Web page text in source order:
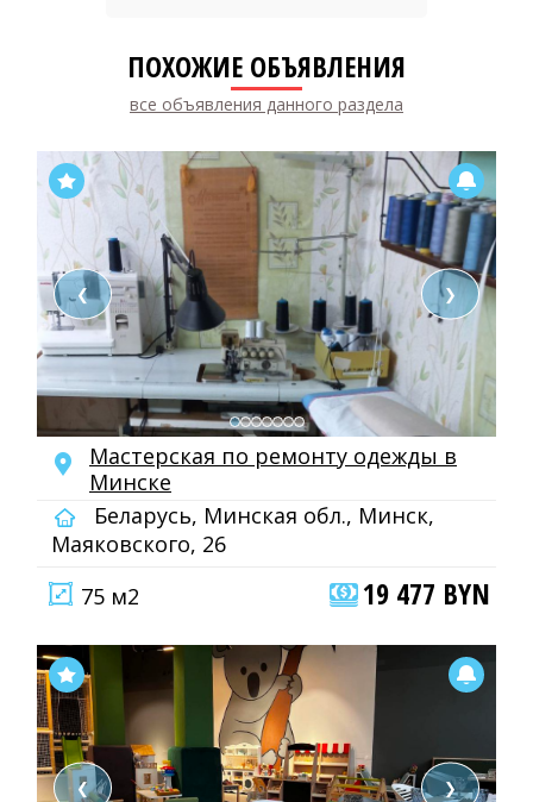
ПОХОЖИЕ ОБЪЯВЛЕНИЯ
все объявления данного раздела
❮ ❯
Мастерская по ремонту одежды в
Минске
Беларусь, Минская обл., Минск,
Маяковского, 26
75 м2
19 477 BYN
❮ ❯